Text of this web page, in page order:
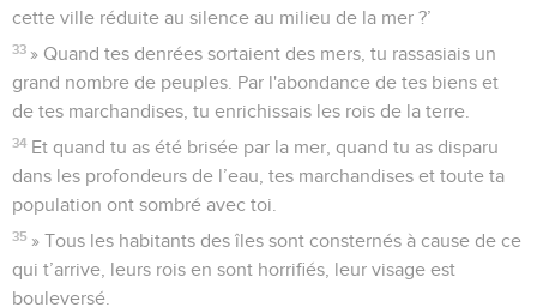
cette ville réduite au silence au milieu de la mer ?’
33 » Quand tes denrées sortaient des mers, tu rassasiais un
grand nombre de peuples. Par l'abondance de tes biens et
de tes marchandises, tu enrichissais les rois de la terre.
34 Et quand tu as été brisée par la mer, quand tu as disparu
dans les profondeurs de l’eau, tes marchandises et toute ta
population ont sombré avec toi.
35 » Tous les habitants des îles sont consternés à cause de ce
qui t’arrive, leurs rois en sont horrifiés, leur visage est
bouleversé.